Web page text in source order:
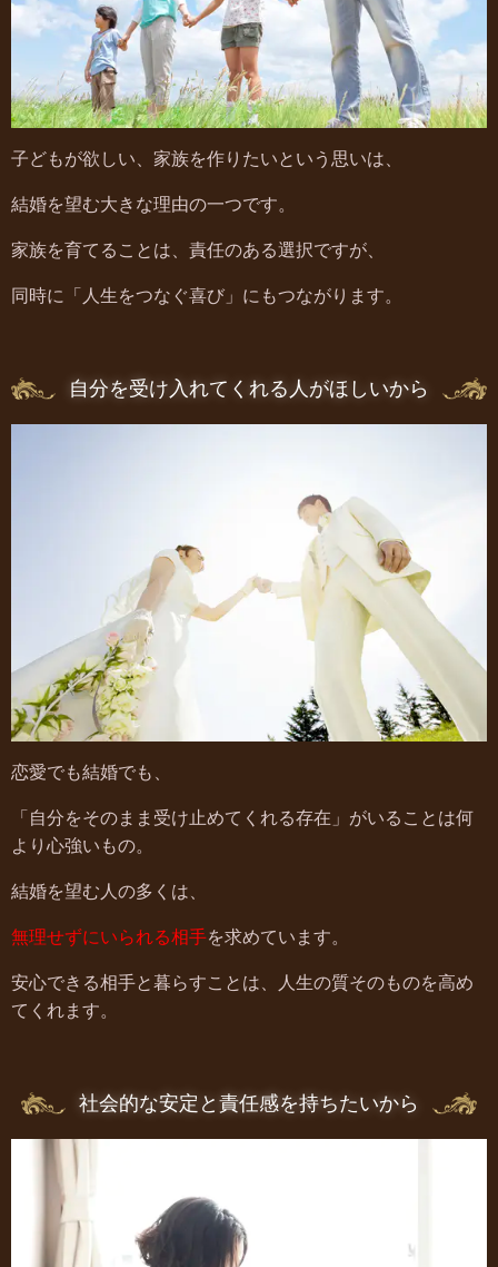
子どもが欲しい、家族を作りたいという思いは、
結婚を望む大きな理由の一つです。
家族を育てることは、責任のある選択ですが、
同時に「人生をつなぐ喜び」にもつながります。
自分を受け入れてくれる人がほしいから
恋愛でも結婚でも、
「自分をそのまま受け止めてくれる存在」がいることは何
より心強いもの。
結婚を望む人の多くは、
無理せずにいられる相手を求めています。
安心できる相手と暮らすことは、人生の質そのものを高め
てくれます。
社会的な安定と責任感を持ちたいから